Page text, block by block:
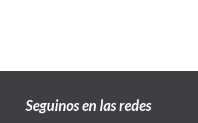
Seguinos en las redes